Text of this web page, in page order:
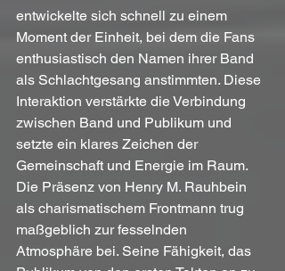
entwickelte sich schnell zu einem
Moment der Einheit, bei dem die Fans
enthusiastisch den Namen ihrer Band
als Schlachtgesang anstimmten. Diese
Interaktion verstärkte die Verbindung
zwischen Band und Publikum und
setzte ein klares Zeichen der
Gemeinschaft und Energie im Raum.
Die Präsenz von Henry M. Rauhbein
als charismatischem Frontmann trug
maßgeblich zur fesselnden
Atmosphäre bei. Seine Fähigkeit, das